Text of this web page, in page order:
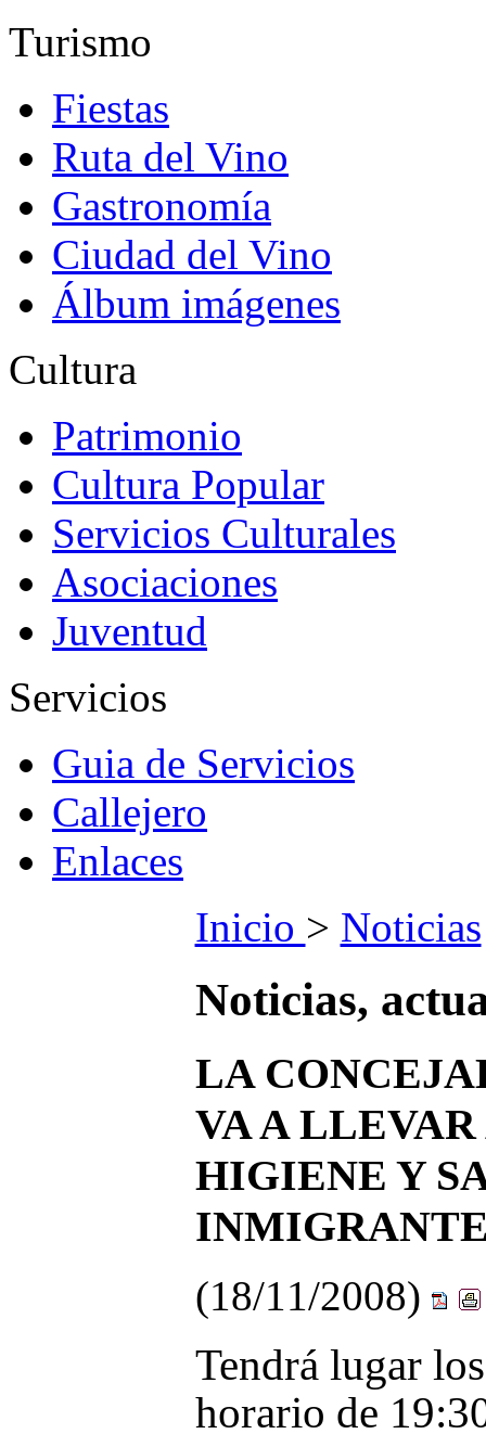
Turismo
Fiestas
Ruta del Vino
Gastronomía
Ciudad del Vino
Álbum imágenes
Cultura
Patrimonio
Cultura Popular
Servicios Culturales
Asociaciones
Juventud
Servicios
Guia de Servicios
Callejero
Enlaces
Inicio > Noticias
Noticias,
LA
VA A
HIGIENE Y
(18/11/2008)
Tendrá lugar
horario de